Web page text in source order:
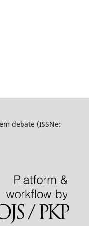
debate (ISSNe: